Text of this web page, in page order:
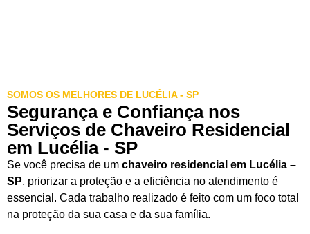
SOMOS OS MELHORES DE LUCÉLIA - SP
Segurança e Confiança nos
Serviços de Chaveiro Residencial
em Lucélia - SP
Se você precisa de um chaveiro residencial em Lucélia –
SP, priorizar a proteção e a eficiência no atendimento é
essencial. Cada trabalho realizado é feito com um foco total
na proteção da sua casa e da sua família.